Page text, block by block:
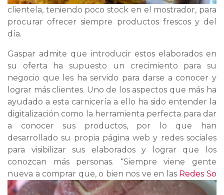
clientela, teniendo poco stock en el mostrador, para
procurar ofrecer siempre productos frescos y del
día.
Gaspar admite que introducir estos elaborados en
su oferta ha supuesto un crecimiento para su
negocio que les ha servido para darse a conocer y
lograr más clientes. Uno de los aspectos que más ha
ayudado a esta carnicería a ello ha sido entender la
digitalización como la herramienta perfecta para dar
a conocer sus productos, por lo que han
desarrollado su propia página web y redes sociales
para visibilizar sus elaborados y lograr que los
conozcan más personas. “Siempre viene gente
nueva a comprar que, o bien nos ve en las Redes So